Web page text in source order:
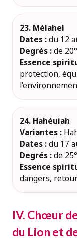
23. Mélahel
Dates :du 12
Degrés :de
Essence
protection,
24. Hahéuiah
Variantes :
Dates :du 17
Degrés :de
Essence
dangers,
IV. Chœur
du Lion et